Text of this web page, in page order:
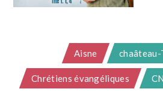
Aisne
Chrétiens évangéliques